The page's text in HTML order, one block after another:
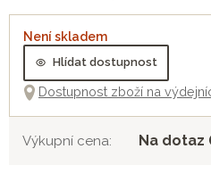
Není skladem
Hlídat dostupnost
Dostupnost zboží na
Výkupní cena: Na dotaz